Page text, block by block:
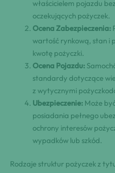
właścicielem pojazdu
oczekujących pożyczek.
Ocena Zabezpieczenia:
wartość rynkową, stan i
kwotę pożyczki.
Ocena Pojazdu:
standardy dotyczące
z wytycznymi
Ubezpieczenie: Może
posiadania pełnego
ochrony interesów
wypadków lub szkód.
Rodzaje struktur pożyczek z